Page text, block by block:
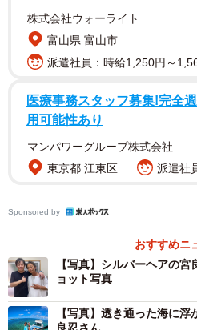
宮良忍（@shinobu_miyara）さんの
民宿宮良では美しい海でのクル
株式会社ウォーライト
富山県 富山市
派遣社員：時給1,250円～
医療事務スタッフ募集!完全
用可能性あり
マンパワーグループ株式会社
東京都 江東区
派遣社
Sponsored by
おすすめニ
【写真】シルバーヘアの
ョット写真
【写真】透き通った海に